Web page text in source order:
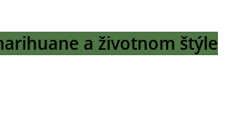
a životnom štýle